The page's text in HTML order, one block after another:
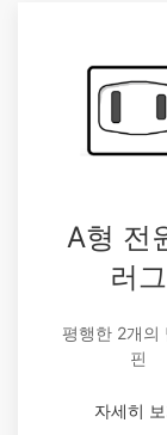
A형 전
러그
평행한 2개의
핀
자세히